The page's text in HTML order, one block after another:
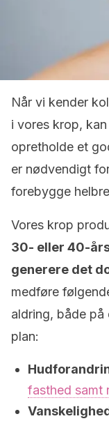
Når vi kender
i vores krop,
opretholde et
er nødvendigt
forebygge
Vores krop
30- eller 40-
generere det
medføre
aldring, både
plan:
fasthed samt